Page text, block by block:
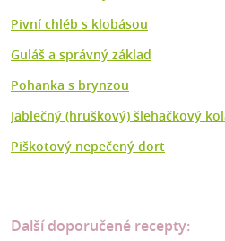
Pivní chléb s klobásou
Guláš a správný základ
Pohanka s brynzou
Jablečný (hruškový) šlehačkový
Piškotový nepečený dort
Další doporučené recepty: